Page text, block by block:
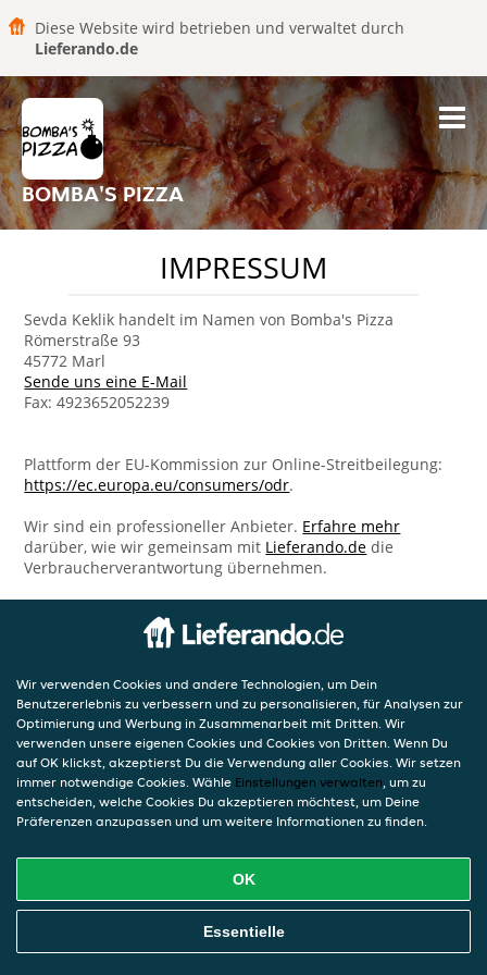
Diese Website wird betrieben und verwaltet durch
Lieferando.de
BOMBA'S PIZZA
IMPRESSUM
Sevda Keklik handelt im Namen von Bomba's Pizza
Römerstraße 93
45772 Marl
Sende uns eine E-Mail
Fax: 4923652052239
Plattform der EU-Kommission zur Online-Streitbeilegung:
https://ec.europa.eu/consumers/odr.
Wir sind ein professioneller Anbieter. Erfahre mehr
darüber, wie wir gemeinsam mit Lieferando.de die
Verbraucherverantwortung übernehmen.
Wir verwenden Cookies und andere Technologien, um Dein
Benutzererlebnis zu verbessern und zu personalisieren, für Analysen zur
Optimierung und Werbung in Zusammenarbeit mit Dritten. Wir
verwenden unsere eigenen Cookies und Cookies von Dritten. Wenn Du
auf OK klickst, akzeptierst Du die Verwendung aller Cookies. Wir setzen
immer notwendige Cookies. Wähle Einstellungen verwalten, um zu
entscheiden, welche Cookies Du akzeptieren möchtest, um Deine
Präferenzen anzupassen und um weitere Informationen zu finden.
OK
Essentielle